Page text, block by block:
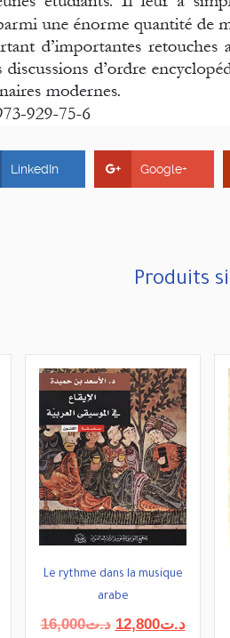
LinkedIn Google+
Produits
Le rythme dans la musique
arabe
د.ت16,000
Le
د.ت12,800
Le